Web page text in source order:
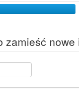
zamieść nowe